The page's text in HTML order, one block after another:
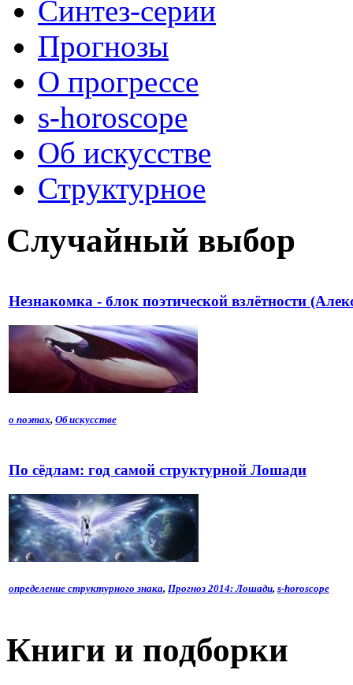
Синтез-серии
Прогнозы
О прогрессе
s-horoscope
Об искусстве
Структурное
Случайный выбор
Незнакомка - блок поэтической взлётности
о поэтах, Об искусстве
По сёдлам: год самой структурной Лошади
определение структурного знака, Прогноз 2014: Лошади, s-horoscope
Книги и подборки